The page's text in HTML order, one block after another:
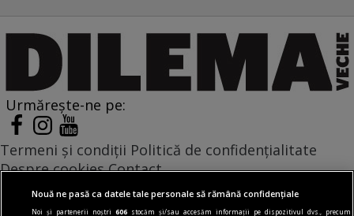
Urmărește-ne pe:
Termeni și condiții Politică de confidențialitate
Despre cookies Contact
Modifică preferințe pentru confidențialitate
© Toate drepturile rezervate Adevarul Holding 2026
Nouă ne pasă ca datele tale personale să rămână confidențiale
Noi și partenerii noștri606 stocăm și/sau accesăm informații pe dispozitivul dvs., precum